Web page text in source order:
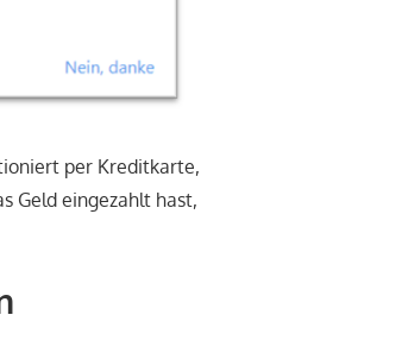
per Kreditkarte,
Geld eingezahlt hast,